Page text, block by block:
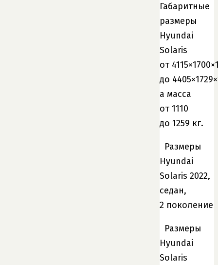
Габаритные
размеры
Hyundai
Solaris
от
до
а масса
от 1110
до 1259 кг.
Размеры
Hyundai
Solaris 2022,
седан,
2 поколение
Размеры
Hyundai
Solaris